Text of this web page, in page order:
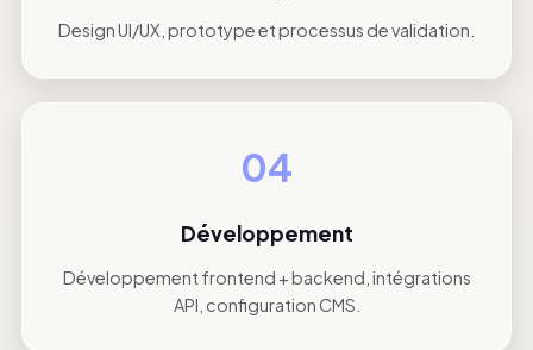
Design UI/UX, prototype et processus de validation.
04
Développement
Développement frontend + backend, intégrations
API, configuration CMS.